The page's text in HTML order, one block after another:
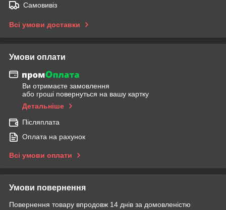
Самовивіз
Всі умови доставки
Умови оплати
Ви отримаєте замовлення
або гроші повернуться на вашу картку
Детальніше
Післяплата
Оплата на рахунок
Всі умови оплати
Умови повернення
Повернення товару впродовж 14 днів за домовленістю